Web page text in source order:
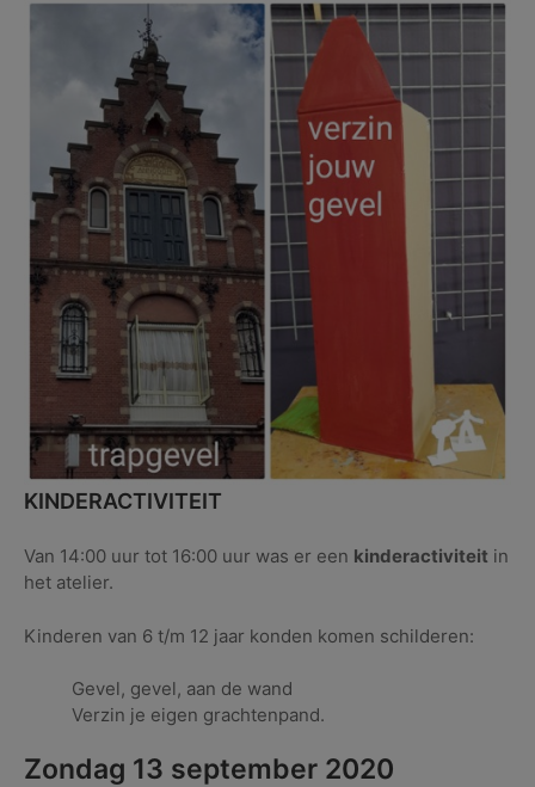
KINDERACTIVITEIT
Van 14:00 uur tot 16:00 uur was er een kinderactiviteit in
het atelier.
Kinderen van 6 t/m 12 jaar konden komen schilderen:
Gevel, gevel, aan de wand
Verzin je eigen grachtenpand.
Zondag 13 september 2020